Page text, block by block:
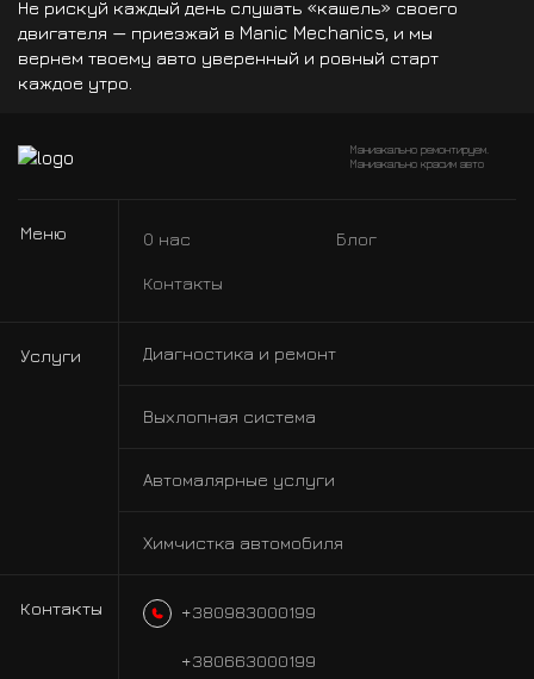
Не рискуй каждый день слушать «кашель» своего
двигателя — приезжай в Manic Mechanics , и мы
вернем твоему авто уверенный и ровный старт
каждое утро.
Маниакально ремонтируем.
Маниакально красим авто
Меню О нас
Контакты
Блог
Услуги Диагностика и ремонт
Выхлопная система
Автомалярные услуги
Химчистка автомобиля
Контакты +380983000199
+380663000199